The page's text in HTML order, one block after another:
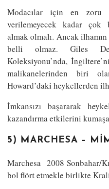
Modacılar için en zoru
verilemeyecek kadar çok
almak olmalı. Ancak
belli olmaz. Giles
Koleksiyonu’nda,
malikanelerinden biri
Howard’daki heykellerden
İmkansızı başararak
kazandırma etkilerini kumaşa
5) MARCHESA –
Marchesa 2008 Sonbahar/
bol flört etmekle birlikte